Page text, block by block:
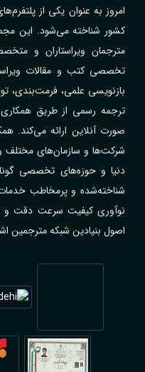
امروز به عنوان یکی از
کشور شناخته می‌شود. این
مترجمان ویراستاران و
تخصصی کتب و مقالات
بازنویسی علمی، فرمت‌بندی،
ترجمه رسمی از طریق همکاری
صورت آنلاین ارائه می‌کند.
دنیا و حوزه‌های تخصصی
شناخته‌شده و پرمخاطب
نوآوری کیفیت سرعت دقت و
اصول بنیادین شبکه مترجمین